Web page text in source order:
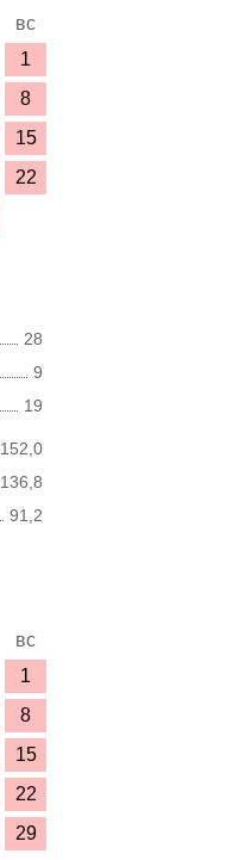
вс
1
8
15
22
28
9
19
152,0
136,8
91,2
вс
1
8
15
22
29